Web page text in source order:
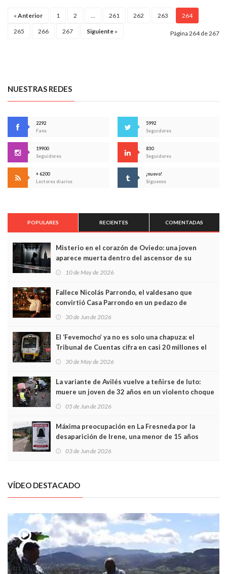
« Anterior 1 2 261 262 263 264
265 266 267 Siguiente » Página 264 de 267
NUESTRAS REDES
2292
Fans
5992
Seguidores
19900
Seguidores
830
Seguidores
+ 6200
Lectores diarios
¡nuevo!
Síguenos
POPULARES RECIENTES COMENTADAS
Misterio en el corazón de Oviedo: una joven
aparece muerta dentro del ascensor de su
10 de May de 2026
Fallece Nicolás Parrondo, el valdesano que
convirtió Casa Parrondo en un pedazo de
30 de Jun de 2026
El ‘Fevemocho’ ya no es solo una chapuza: el
Tribunal de Cuentas cifra en casi 20 millones el
30 de May de 2026
La variante de Avilés vuelve a teñirse de luto:
muere un joven de 32 años en un violento choque
05 de Jun de 2026
Máxima preocupación en La Fresneda por la
desaparición de Irene, una menor de 15 años
03 de Jun de 2026
VÍDEO DESTACADO